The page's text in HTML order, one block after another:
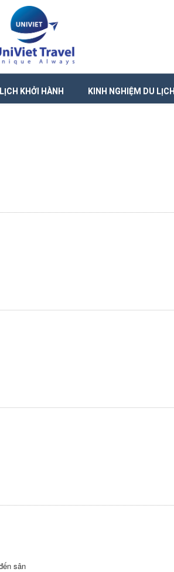
LỊCH KHỞI HÀNH KINH NGHIỆM DU LỊCH
sân